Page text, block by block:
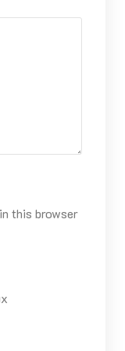
this browser